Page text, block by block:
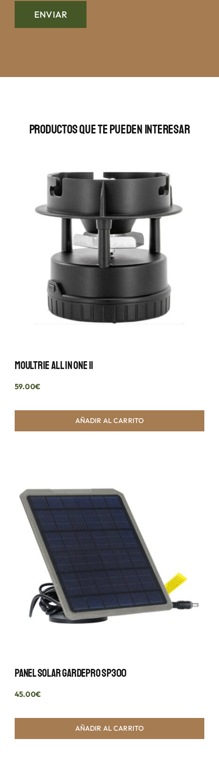
Productos Que Te Pueden Interesar
Moultrie All In One II
59.00€
AÑADIR AL CARRITO
Panel Solar GardePro SP300
45.00€
AÑADIR AL CARRITO